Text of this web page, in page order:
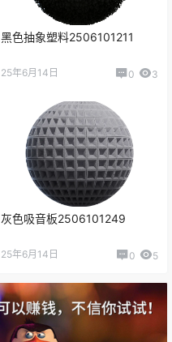
黑色抽象塑料2506101211
25年6月14日 0 3
灰色吸音板2506101249
25年6月14日 0 5